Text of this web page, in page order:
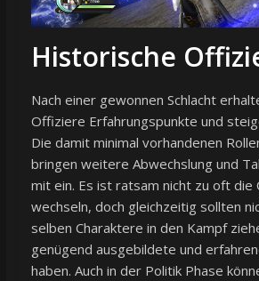
Historische
Nach einer gewonnen Schlacht
Offiziere Erfahrungspunkte und
Die damit minimal vorhandenen
bringen weitere Abwechslung und
mit ein. Es ist ratsam nicht zu oft die
wechseln, doch gleichzeitig sollten
selben Charaktere in den Kampf
genügend ausgebildete und
haben. Auch in der Politik Phase